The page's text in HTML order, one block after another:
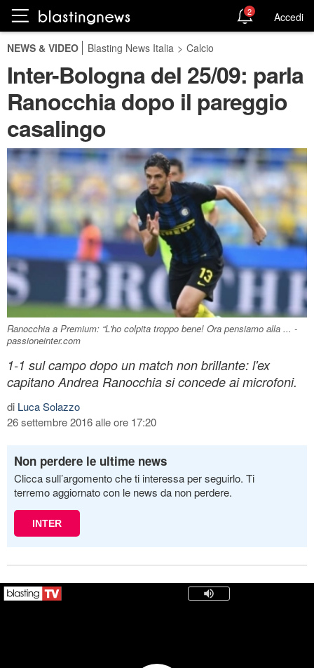
2 Accedi
NEWS & VIDEO Blasting News Italia > Calcio
Inter-Bologna del 25/09: parla
Ranocchia dopo il pareggio
casalingo
Ranocchia a Premium: “L'ho colpita troppo bene! Ora pensiamo alla ... -
passioneinter.com
1-1 sul campo dopo un match non brillante: l'ex
capitano Andrea Ranocchia si concede ai microfoni.
di Luca Solazzo
26 settembre 2016 alle ore 17:20
Non perdere le ultime news
Clicca sull’argomento che ti interessa per seguirlo. Ti
terremo aggiornato con le news da non perdere.
INTER